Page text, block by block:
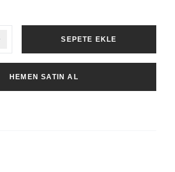
SEPETE EKLE
HEMEN SATIN AL